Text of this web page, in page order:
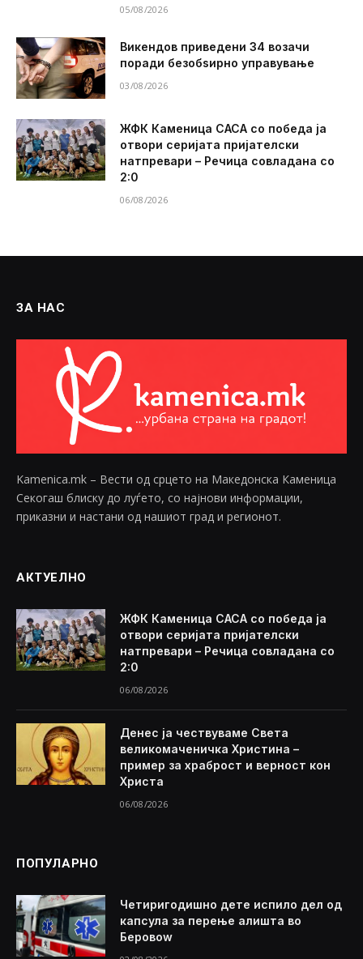
05/08/2026
Викендов приведени 34 возачи
поради безобѕирно управување
03/08/2026
ЖФК Каменица САСА со победа ја
отвори серијата пријателски
натпревари – Речица совладана со
2:0
06/08/2026
ЗА НАС
Kamenica.mk – Вести од срцето на Македонска Каменица
Секогаш блиску до луѓето, со најнови информации,
приказни и настани од нашиот град и регионот.
АКТУЕЛНО
ЖФК Каменица САСА со победа ја
отвори серијата пријателски
натпревари – Речица совладана со
2:0
06/08/2026
Денес ја чествуваме Света
великомаченичка Христина –
пример за храброст и верност кон
Христа
06/08/2026
ПОПУЛАРНО
Четиригодишно дете испило дел од
капсула за перење алишта во
Беровоw